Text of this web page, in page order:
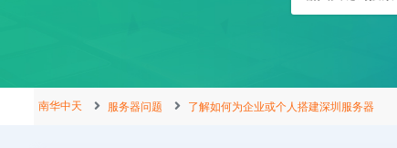
南华中天 服务器问题 了解如何为企业或个人搭建深圳服务器